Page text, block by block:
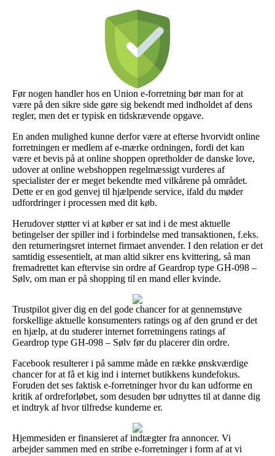
Før nogen handler hos en Union e-forretning bør man for at
være på den sikre side gøre sig bekendt med indholdet af dens
regler, men det er typisk en tidskrævende opgave.
En anden mulighed kunne derfor være at efterse hvorvidt online
forretningen er medlem af e-mærke ordningen, fordi det kan
være et bevis på at online shoppen opretholder de danske love,
udover at online webshoppen regelmæssigt vurderes af
specialister der er meget bekendte med vilkårene på området.
Dette er en god genvej til hjælpende service, ifald du møder
udfordringer i processen med dit køb.
Herudover støtter vi at køber er sat ind i de mest aktuelle
betingelser der spiller ind i forbindelse med transaktionen, f.eks.
den returneringsret internet firmaet anvender. I den relation er det
samtidig essesentielt, at man altid sikrer ens kvittering, så man
fremadrettet kan eftervise sin ordre af Geardrop type GH-098 –
Sølv, om man er på shopping til en mand eller kvinde.
Trustpilot giver dig en del gode chancer for at gennemstøve
forskellige aktuelle konsumenters ratings og af den grund er det
en hjælp, at du studerer internet forretningens ratings af
Geardrop type GH-098 – Sølv før du placerer din ordre.
Facebook resulterer i på samme måde en række ønskværdige
chancer for at få et kig ind i internet butikkens kundefokus.
Foruden det ses faktisk e-forretninger hvor du kan udforme en
kritik af ordreforløbet, som desuden bør udnyttes til at danne dig
et indtryk af hvor tilfredse kunderne er.
Hjemmesiden er finansieret af indtægter fra annoncer. Vi
arbejder sammen med en stribe e-forretninger i form af at vi